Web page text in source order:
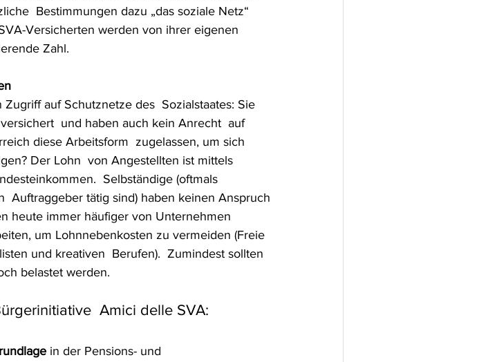
Bestimmungen dazu „das soziale Netz“
Versicherten werden von ihrer eigenen
Zahl.
und haben auch kein Anrecht  auf
diese Arbeitsform  zugelassen, um sich
Der Lohn  von Angestellten ist mittels
Selbständige (oftmals
Auftraggeber tätig sind) haben keinen Anspruch
heute immer häufiger von Unternehmen
um Lohnnebenkosten zu vermeiden (Freie
und kreativen  Berufen).  Zumindest sollten
belastet werden.
Amici delle SVA:
in der Pensions- und